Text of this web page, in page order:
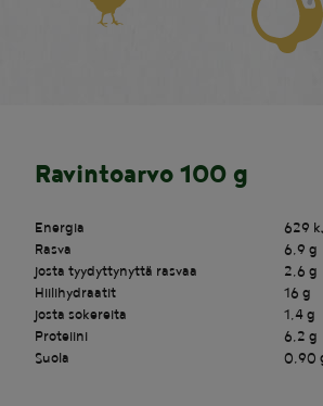
Ravintoarvo 100 g
Energia
629
Rasva
6,9 g
josta tyydyttynyttä rasvaa
2,6 g
Hiilihydraatit
16 g
josta sokereita
1,4 g
Proteiini
6,2 g
Suola
0,90